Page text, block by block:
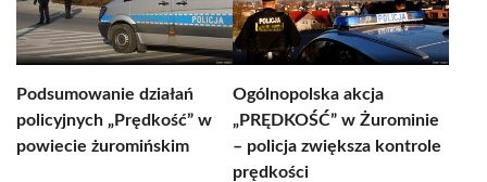
Podsumowanie działań
policyjnych „Prędkość” w
powiecie żuromińskim
Ogólnopolska akcja
„PRĘDKOŚĆ” w Żurominie
– policja zwiększa kontrole
prędkości